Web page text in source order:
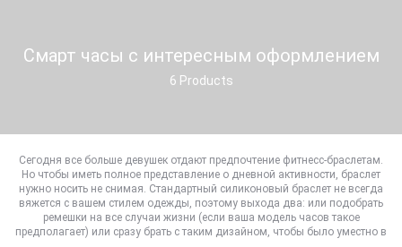
Смарт часы с интересным оформлением
6 Products
Сегодня все больше девушек отдают предпочтение фитнесс-браслетам.
Но чтобы иметь полное представление о дневной активности, браслет
нужно носить не снимая. Стандартный силиконовый браслет не всегда
вяжется с вашем стилем одежды, поэтому выхода два: или подобрать
ремешки на все случаи жизни (если ваша модель часов такое
предполагает) или сразу брать с таким дизайном, чтобы было уместно в